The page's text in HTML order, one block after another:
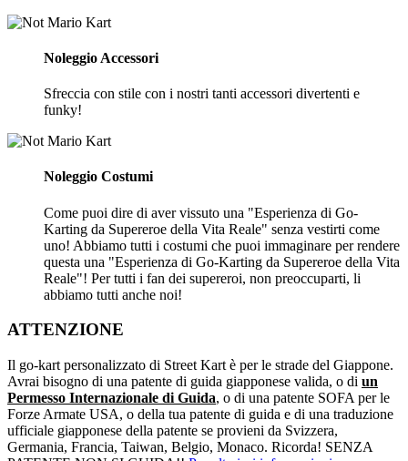
Noleggio Accessori
Sfreccia con stile con i nostri tanti accessori divertenti e
funky!
Noleggio Costumi
Come puoi dire di aver vissuto una "Esperienza di Go-
Karting da Supereroe della Vita Reale" senza vestirti come
uno! Abbiamo tutti i costumi che puoi immaginare per rendere
questa una "Esperienza di Go-Karting da Supereroe della Vita
Reale"! Per tutti i fan dei supereroi, non preoccuparti, li
abbiamo tutti anche noi!
ATTENZIONE
Il go-kart personalizzato di Street Kart è per le strade del Giappone.
Avrai bisogno di una patente di guida giapponese valida, o di un
Permesso Internazionale di Guida, o di una patente SOFA per le
Forze Armate USA, o della tua patente di guida e di una traduzione
ufficiale giapponese della patente se provieni da Svizzera,
Germania, Francia, Taiwan, Belgio, Monaco. Ricorda! SENZA